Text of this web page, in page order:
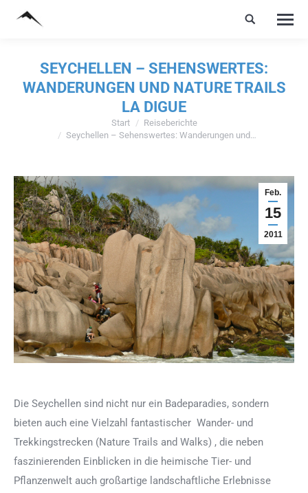
SEYCHELLEN – SEHENSWERTES:
WANDERUNGEN UND NATURE TRAILS
LA DIGUE
Sie befinden sich hier:Start
Reiseberichte
Seychellen – Sehenswertes: Wanderungen und…
Feb.
15
2011
Die Seychellen sind nicht nur ein Badeparadies, sondern
bieten auch eine Vielzahl fantastischer Wander- und
Trekkingstrecken (Nature Trails and Walks) , die neben
faszinierenden Einblicken in die heimische Tier- und
Pflanzenwelt auch großartige landschaftliche Erlebnisse